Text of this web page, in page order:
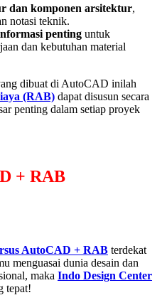
dan komponen arsitektur,
notasi teknik.
penting untuk
dan kebutuhan material
dibuat di AutoCAD inilah
(RAB) dapat disusun secara
penting dalam setiap proyek
+ RAB
AutoCAD + RAB terdekat
menguasai dunia desain dan
maka Indo Design Center
tepat!